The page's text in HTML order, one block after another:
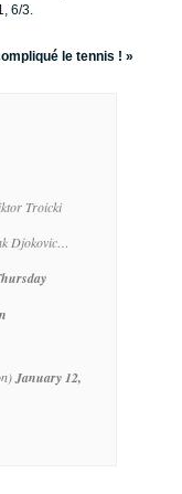
6/3.
le tennis ! »
Troicki
Djokovic…
January 12,